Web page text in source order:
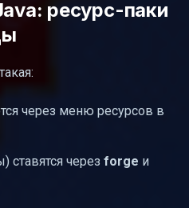
ресурс-паки
через меню ресурсов в
через forge и